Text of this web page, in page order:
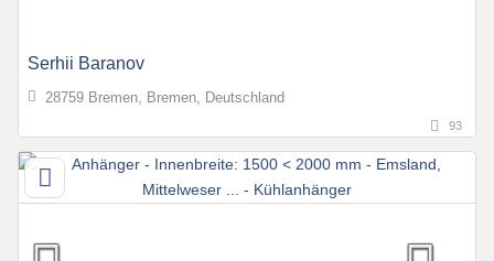
Serhii Baranov
28759 Bremen, Bremen, Deutschland
93